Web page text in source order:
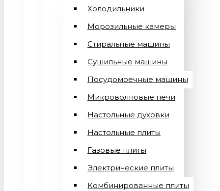
Холодильники
Морозильные камеры
Стиральные машины
Сушильные машины
Посудомоечные машины
Микроволновые печи
Настольные духовки
Настольные плиты
Газовые плиты
Электрические плиты
Комбинированные плиты